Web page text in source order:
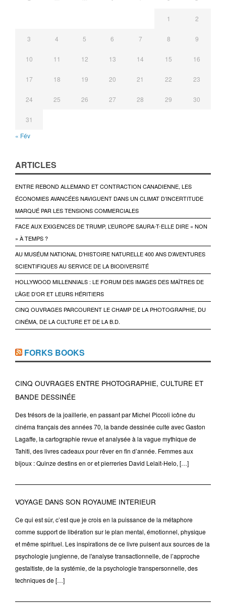
1 2
3 4 5 6 7 8 9
10 11 12 13 14 15 16
17 18 19 20 21 22 23
24 25 26 27 28 29 30
31
« Fév
ARTICLES
ENTRE REBOND ALLEMAND ET CONTRACTION CANADIENNE, LES
ÉCONOMIES AVANCÉES NAVIGUENT DANS UN CLIMAT D’INCERTITUDE
MARQUÉ PAR LES TENSIONS COMMERCIALES
FACE AUX EXIGENCES DE TRUMP, L’EUROPE SAURA-T-ELLE DIRE « NON
» À TEMPS ?
AU MUSÉUM NATIONAL D’HISTOIRE NATURELLE 400 ANS D’AVENTURES
SCIENTIFIQUES AU SERVICE DE LA BIODIVERSITÉ
HOLLYWOOD MILLENNIALS : LE FORUM DES IMAGES DES MAÎTRES DE
L’ÂGE D’OR ET LEURS HÉRITIERS
CINQ OUVRAGES PARCOURENT LE CHAMP DE LA PHOTOGRAPHIE, DU
CINÉMA, DE LA CULTURE ET DE LA B.D.
FORKS BOOKS
CINQ OUVRAGES ENTRE PHOTOGRAPHIE, CULTURE ET
BANDE DESSINÉE
Des trésors de la joaillerie, en passant par Michel Piccoli icône du
cinéma français des années 70, la bande dessinée culte avec Gaston
Lagaffe, la cartographie revue et analysée à la vague mythique de
Tahiti, des livres cadeaux pour rêver en fin d’année. Femmes aux
bijoux : Quinze destins en or et pierreries David Lelait-Helo, […]
VOYAGE DANS SON ROYAUME INTERIEUR
Ce qui est sûr, c’est que je crois en la puissance de la métaphore
comme support de libération sur le plan mental, émotionnel, physique
et même spirituel. Les inspirations de ce livre puisent aux sources de la
psychologie jungienne, de l'analyse transactionnelle, de l’approche
gestaltiste, de la systémie, de la psychologie transpersonnelle, des
techniques de […]